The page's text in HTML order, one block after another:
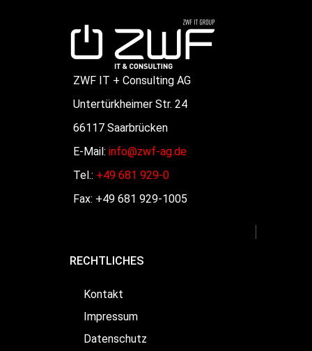
ZWF IT + Consulting AG
Untertürkheimer Str. 24
66117 Saarbrücken
E-Mail: info@zwf-ag.de
Tel.: +49 681 929-0
Fax: +49 681 929-1005
RECHTLICHES
Kontakt
Impressum
Datenschutz